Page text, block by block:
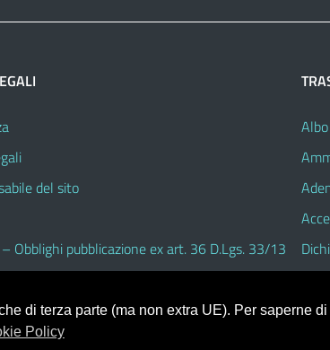
del sito
– Obblighi pubblicazione ex art. 36 D.Lgs. 33/13
di terza parte (ma non extra UE). Per saperne
Policy